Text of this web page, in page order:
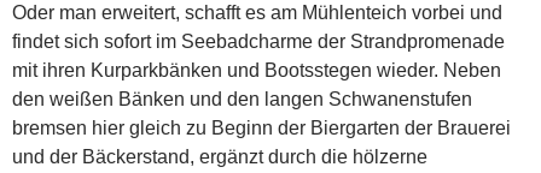
Oder man erweitert, schafft es am Mühlenteich vorbei und
findet sich sofort im Seebadcharme der Strandpromenade
mit ihren Kurparkbänken und Bootsstegen wieder. Neben
den weißen Bänken und den langen Schwanenstufen
bremsen hier gleich zu Beginn der Biergarten der Brauerei
und der Bäckerstand, ergänzt durch die hölzerne